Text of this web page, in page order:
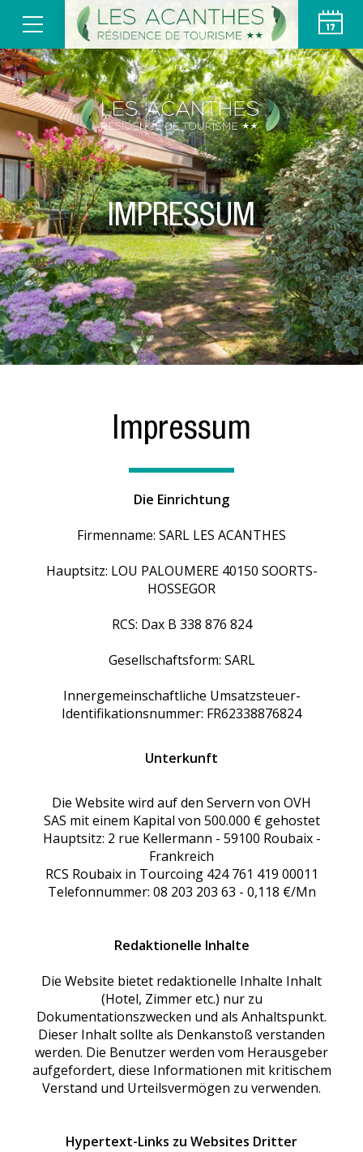
IMPRESSUM
Impressum
Die Einrichtung
Firmenname: SARL LES ACANTHES
Hauptsitz: LOU PALOUMERE 40150 SOORTS-
HOSSEGOR
RCS: Dax B 338 876 824
Gesellschaftsform: SARL
Innergemeinschaftliche Umsatzsteuer-
Identifikationsnummer: FR62338876824
Unterkunft
Die Website wird auf den Servern von OVH
SAS mit einem Kapital von 500.000 € gehostet
Hauptsitz: 2 rue Kellermann - 59100 Roubaix -
Frankreich
RCS Roubaix in Tourcoing 424 761 419 00011
Telefonnummer: 08 203 203 63 - 0,118 €/Mn
Redaktionelle Inhalte
Die Website bietet redaktionelle Inhalte Inhalt
(Hotel, Zimmer etc.) nur zu
Dokumentationszwecken und als Anhaltspunkt.
Dieser Inhalt sollte als Denkanstoß verstanden
werden. Die Benutzer werden vom Herausgeber
aufgefordert, diese Informationen mit kritischem
Verstand und Urteilsvermögen zu verwenden.
Hypertext-Links zu Websites Dritter